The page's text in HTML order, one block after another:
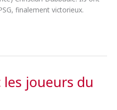
finalement victorieux.
les joueurs du